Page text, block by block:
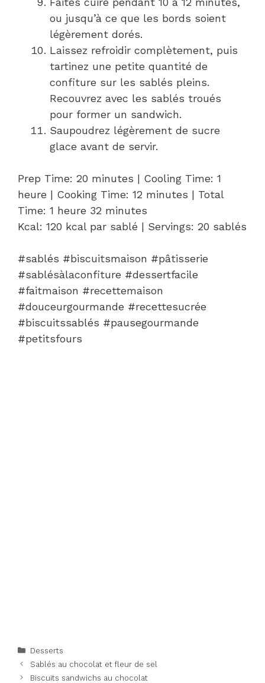
ou jusqu’à ce que les bords soient
légèrement dorés.
Laissez refroidir complètement, puis
tartinez une petite quantité de
confiture sur les sablés pleins.
Recouvrez avec les sablés troués
pour former un sandwich.
Saupoudrez légèrement de sucre
glace avant de servir.
Prep Time: 20 minutes | Cooling Time: 1
heure | Cooking Time: 12 minutes | Total
Time: 1 heure 32 minutes
Kcal: 120 kcal par sablé | Servings: 20 sablés
#sablés #biscuitsmaison #pâtisserie
#sablésàlaconfiture #dessertfacile
#faitmaison #recettemaison
#douceurgourmande #recettesucrée
#biscuitssablés #pausegourmande
#petitsfours
Categories
Desserts
Sablés au chocolat et fleur de sel
Biscuits sandwichs au chocolat